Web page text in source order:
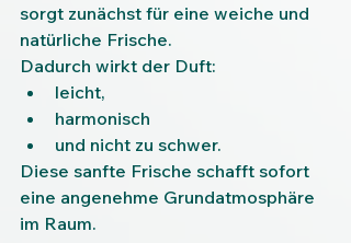
sorgt zunächst für eine weiche und
natürliche Frische.
Dadurch wirkt der Duft:
leicht,
harmonisch
und nicht zu schwer.
Diese sanfte Frische schafft sofort
eine angenehme Grundatmosphäre
im Raum.